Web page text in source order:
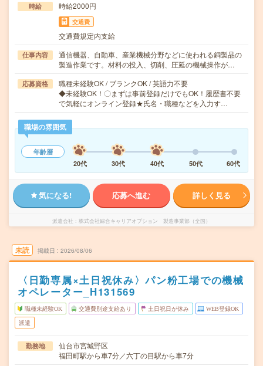
時給 時給2000円
交通費
交通費規定内支給
仕事内容
通信機器、自動車、産業機械分野などに使われる銅製品の
製造作業です。材料の投入、切削、圧延の機械操作が…
応募資格
職種未経験OK / ブランクOK / 英語力不要
◆未経験OK！〇まずは事前登録だけでもOK！履歴書不要
で気軽にオンライン登録★氏名・職種などを入力す…
職場の雰囲気
年齢層
20代
30代 40代 50代 60代
気になる! 応募へ進む 詳しく見る
派遣会社 株式会社綜合キャリアオプション 製造事業部（全国）
未読 掲載日 2026/08/06
〈日勤専属×土日祝休み〉パン粉工場での機械
オペレーター_H131569
職種未経験OK 交通費別途支給あり 土日祝日が休み WEB登録OK
派遣
勤務地
仙台市宮城野区
福田町駅から車7分／六丁の目駅から車7分